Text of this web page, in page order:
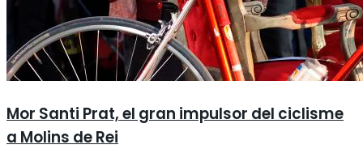
Mor Santi Prat, el gran impulsor del ciclisme
a Molins de Rei